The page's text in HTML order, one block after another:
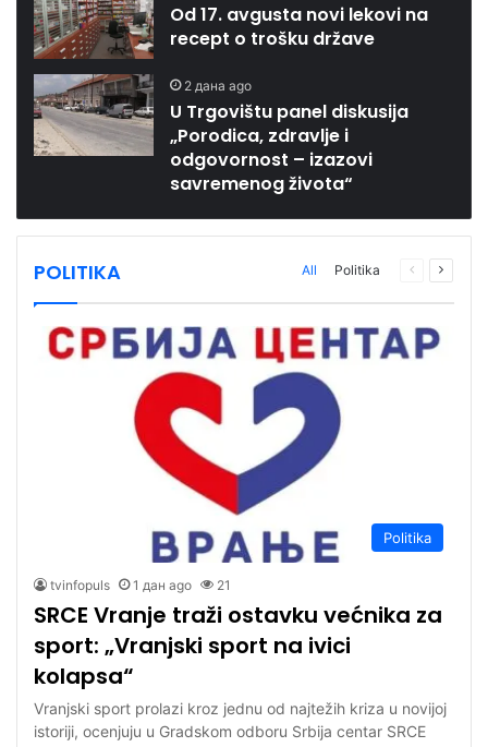
Od 17. avgusta novi lekovi na
recept o trošku države
2 дана ago
U Trgovištu panel diskusija
„Porodica, zdravlje i
odgovornost – izazovi
savremenog života“
POLITIKA All Politika
Previous
Politika
tvinfopuls 1 дан ago 21
SRCE Vranje traži ostavku većnika za
sport: „Vranjski sport na ivici
kolapsa“
Vranjski sport prolazi kroz jednu od najtežih kriza u novijoj
istoriji, ocenjuju u Gradskom odboru Srbija centar SRCE